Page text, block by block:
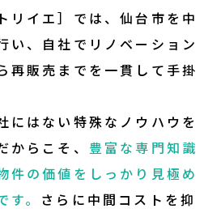
リイエ］では、仙台市を中
い、自社でリノベーション
再販売までを一貫して手掛
にはない特殊なノウハウを
からこそ、 豊富な専門知識
件の価値をしっかり見極め
。 さらに中間コストを抑